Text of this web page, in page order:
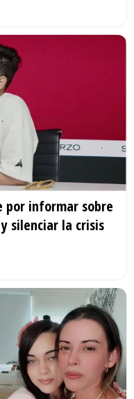
por informar sobre
silenciar la crisis